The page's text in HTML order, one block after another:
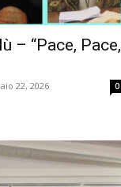
– “Pace, Pace,
22, 2026 0